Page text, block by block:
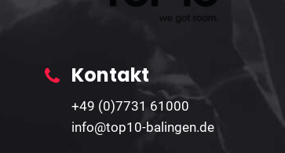
– U18 Formular
Kontakt
+49 (0)7731 61000
info@top10-balingen.de